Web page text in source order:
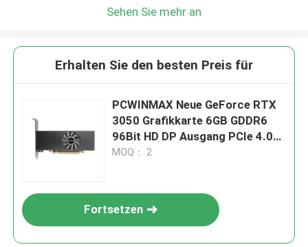
Sehen Sie mehr an
Erhalten Sie den besten Preis für
PCWINMAX Neue GeForce RTX
3050 Grafikkarte 6GB GDDR6
96Bit HD DP Ausgang PCIe 4.0
Niedrigprofil für PC
MOQ： 2
Fortsetzen